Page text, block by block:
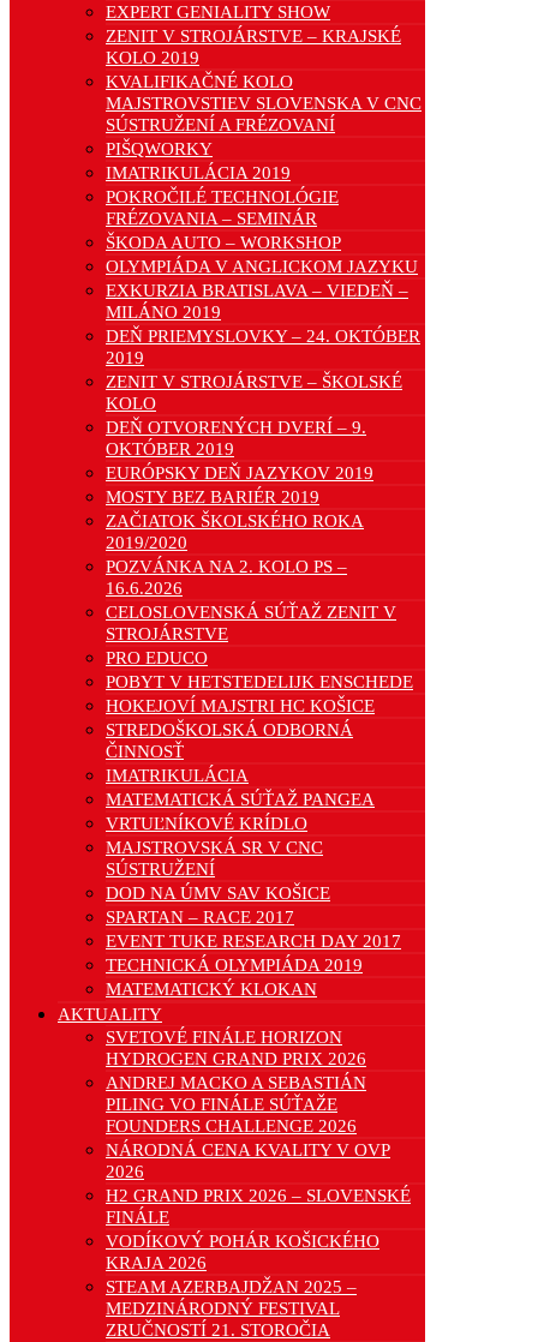
EXPERT GENIALITY SHOW
ZENIT V STROJÁRSTVE – KRAJSKÉ
KOLO 2019
KVALIFIKAČNÉ KOLO
MAJSTROVSTIEV SLOVENSKA V CNC
SÚSTRUŽENÍ A FRÉZOVANÍ
PIŠQWORKY
IMATRIKULÁCIA 2019
POKROČILÉ TECHNOLÓGIE
FRÉZOVANIA – SEMINÁR
ŠKODA AUTO – WORKSHOP
OLYMPIÁDA V ANGLICKOM JAZYKU
EXKURZIA BRATISLAVA – VIEDEŇ –
MILÁNO 2019
DEŇ PRIEMYSLOVKY – 24. OKTÓBER
2019
ZENIT V STROJÁRSTVE – ŠKOLSKÉ
KOLO
DEŇ OTVORENÝCH DVERÍ – 9.
OKTÓBER 2019
EURÓPSKY DEŇ JAZYKOV 2019
MOSTY BEZ BARIÉR 2019
ZAČIATOK ŠKOLSKÉHO ROKA
2019/2020
POZVÁNKA NA 2. KOLO PS –
16.6.2026
CELOSLOVENSKÁ SÚŤAŽ ZENIT V
STROJÁRSTVE
PRO EDUCO
POBYT V HETSTEDELIJK ENSCHEDE
HOKEJOVÍ MAJSTRI HC KOŠICE
STREDOŠKOLSKÁ ODBORNÁ
ČINNOSŤ
IMATRIKULÁCIA
MATEMATICKÁ SÚŤAŽ PANGEA
VRTUĽNÍKOVÉ KRÍDLO
MAJSTROVSKÁ SR V CNC
SÚSTRUŽENÍ
DOD NA ÚMV SAV KOŠICE
SPARTAN – RACE 2017
EVENT TUKE RESEARCH DAY 2017
TECHNICKÁ OLYMPIÁDA 2019
MATEMATICKÝ KLOKAN
AKTUALITY
SVETOVÉ FINÁLE HORIZON
HYDROGEN GRAND PRIX 2026
ANDREJ MACKO A SEBASTIÁN
PILING VO FINÁLE SÚŤAŽE
FOUNDERS CHALLENGE 2026
NÁRODNÁ CENA KVALITY V OVP
2026
H2 GRAND PRIX 2026 – SLOVENSKÉ
FINÁLE
VODÍKOVÝ POHÁR KOŠICKÉHO
KRAJA 2026
STEAM AZERBAJDŽAN 2025 –
MEDZINÁRODNÝ FESTIVAL
ZRUČNOSTÍ 21. STOROČIA